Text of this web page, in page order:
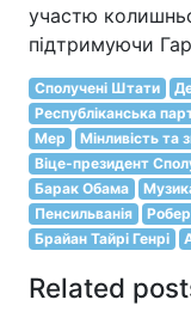
участю
підтримуючи
Сполучені Штати
Республіканська
Мер
Мінливість та
Віце-президент
Барак Обама
Пенсильванія
Брайан Тайрі Генрі
Related